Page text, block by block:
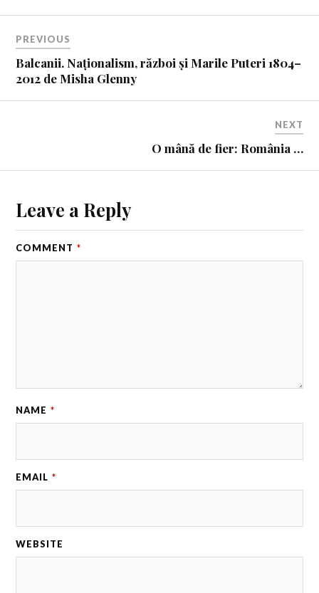
PREVIOUS
Balcanii. Naționalism, război și Marile Puteri 1804–
2012 de Misha Glenny
NEXT
O mână de fier: România …
Leave a Reply
COMMENT *
NAME *
EMAIL *
WEBSITE